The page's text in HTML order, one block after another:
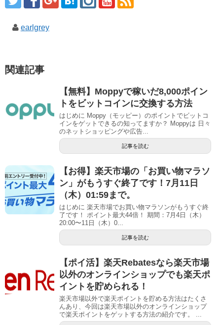
earlgrey
関連記事
【無料】Moppyで稼いだ8,000ポイン
トをビットコインに交換する方法
はじめに Moppy（モッピー）のポイントでビットコ
インをゲットできるの知ってますか？ Moppyは 日々
のネットショッピングや広告...
記事を読む
【お得】楽天市場の「お買い物マラソ
ン」がもうすぐ終了です！7月11日
（木）01:59まで。
はじめに 楽天市場でお買い物マラソンがもうすぐ終
了です！ ポイント最大44倍！ 期間：7月4日（木）
20:00〜11日（木）0...
記事を読む
【ポイ活】楽天Rebatesなら楽天市場
以外のオンラインショップでも楽天ポ
イントを貯められる！
楽天市場以外で楽天ポイントを貯める方法はたくさ
んあり、今回は楽天市場以外のオンラインショップ
で楽天ポイントをゲットする方法の紹介です。 ...